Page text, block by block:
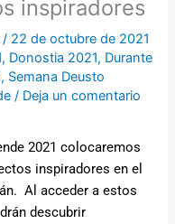
inspiradores
/ 22 de octubre de 2021
, Donostia 2021, Durante
, Semana Deusto
/ Deja un comentario
2021 colocaremos
inspiradores en el
Al acceder a estos
descubrir